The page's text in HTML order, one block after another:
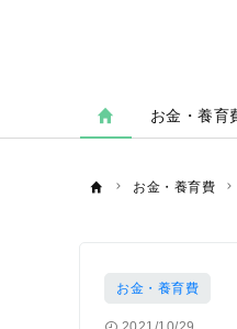
お金・養育
お金・養育費
お金・養育費